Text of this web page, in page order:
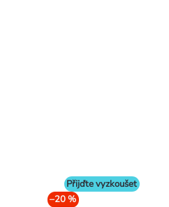
Přijďte vyzkoušet
–20 %